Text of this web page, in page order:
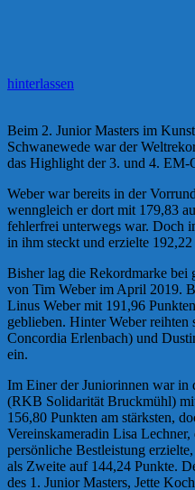
hinterlassen
Beim 2. Junior Masters im
Schwanewede war der
das Highlight der 3. und 4. EM-
Weber war bereits in der
wenngleich er dort mit 179,83
fehlerfrei unterwegs war. Doch
in ihm steckt und erzielte
Bisher lag die Rekordmarke bei
von Tim Weber im April 2019.
Linus Weber mit 191,96
geblieben. Hinter Weber
Concordia Erlenbach) und
ein.
Im Einer der Juniorinnen war
(RKB Solidarität Bruckmühl)
156,80 Punkten am stärksten,
Vereinskameradin Lisa
persönliche Bestleistung
als Zweite auf 144,24 Punkte.
des 1. Junior Masters, Jette